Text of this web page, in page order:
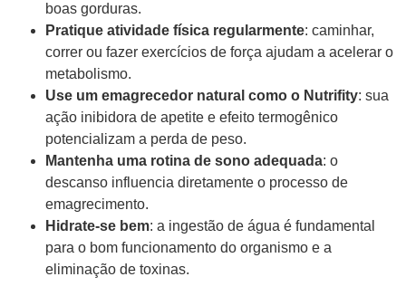
boas gorduras.
Pratique atividade física regularmente: caminhar,
correr ou fazer exercícios de força ajudam a acelerar o
metabolismo.
Use um emagrecedor natural como o Nutrifity: sua
ação inibidora de apetite e efeito termogênico
potencializam a perda de peso.
Mantenha uma rotina de sono adequada: o
descanso influencia diretamente o processo de
emagrecimento.
Hidrate-se bem: a ingestão de água é fundamental
para o bom funcionamento do organismo e a
eliminação de toxinas.